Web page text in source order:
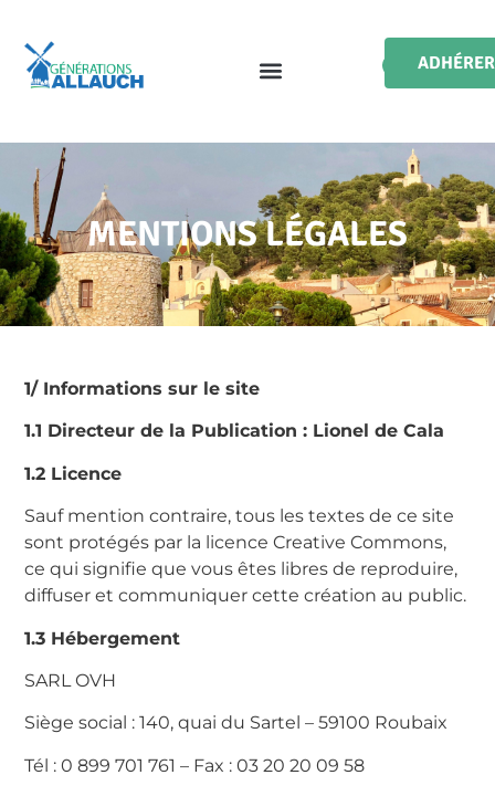
ADHÉRER
MENTIONS LÉGALES
1/ Informations sur le site
1.1 Directeur de la Publication : Lionel de Cala
1.2 Licence
Sauf mention contraire, tous les textes de ce site
sont protégés par la licence Creative Commons,
ce qui signifie que vous êtes libres de reproduire,
diffuser et communiquer cette création au public.
1.3 Hébergement
SARL OVH
Siège social : 140, quai du Sartel – 59100 Roubaix
Tél : 0 899 701 761 – Fax : 03 20 20 09 58